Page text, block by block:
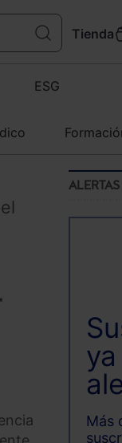
Tienda
ESG
ALERTAS
Más